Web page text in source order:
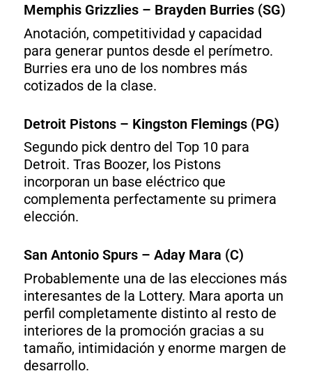
Memphis Grizzlies – Brayden Burries (SG)
Anotación, competitividad y capacidad
para generar puntos desde el perímetro.
Burries era uno de los nombres más
cotizados de la clase.
Detroit Pistons – Kingston Flemings (PG)
Segundo pick dentro del Top 10 para
Detroit. Tras Boozer, los Pistons
incorporan un base eléctrico que
complementa perfectamente su primera
elección.
San Antonio Spurs – Aday Mara (C)
Probablemente una de las elecciones más
interesantes de la Lottery. Mara aporta un
perfil completamente distinto al resto de
interiores de la promoción gracias a su
tamaño, intimidación y enorme margen de
desarrollo.